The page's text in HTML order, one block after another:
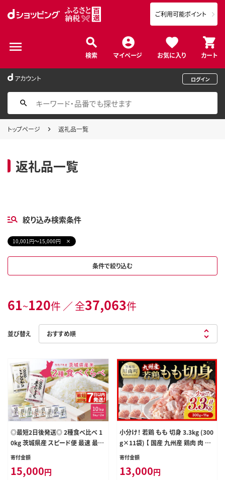
検索 マイページ お気に入り カート
ご利用可能ポイント
アカウント ログイン
トップページ 返礼品一覧
返礼品一覧
絞り込み検索条件
10,001円～15,000円
条件で絞り込む
61~120件 ／ 全37,063件
並び替え
◎最短2日後発送◎ 2種食べ比べ 1
0kg 茨城県産 スピード便 最速 最短
米 精米 小分け 2025年産【令和7年
寄付金額
15,000円
小分け！ 若鶏 もも 切身 3.3kg (300
g×11袋) 【 国産 九州産 鶏肉 肉 とり
もも肉 モモ 3.3kg からあげ チキン
寄付金額
13,000円